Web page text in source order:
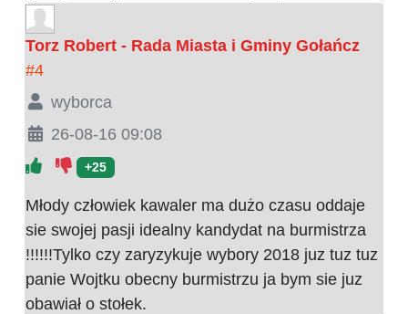
Torz Robert - Rada Miasta i Gminy Gołańcz
#4
wyborca
26-08-16 09:08
+25
Młody człowiek kawaler ma dużo czasu oddaje
sie swojej pasji idealny kandydat na burmistrza
!!!!!!Tylko czy zaryzykuje wybory 2018 juz tuz tuz
panie Wojtku obecny burmistrzu ja bym sie juz
obawiał o stołek.